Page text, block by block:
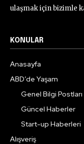
ulaşmak için bizimle
KONULAR
Anasayfa
ABD’de Yaşam
Genel Bilgi Postları
Güncel Haberler
Start-up Haberleri
Alışveriş